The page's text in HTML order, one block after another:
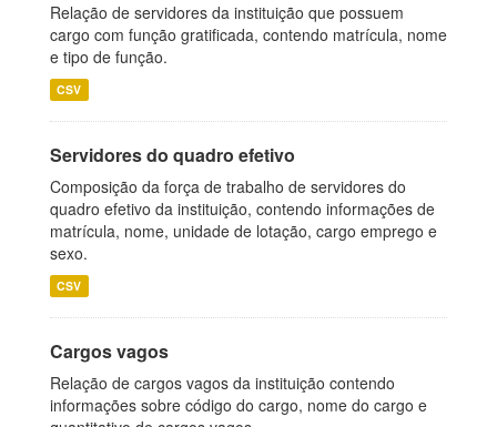
Relação de servidores da instituição que possuem
cargo com função gratificada, contendo matrícula, nome
e tipo de função.
CSV
Servidores do quadro efetivo
Composição da força de trabalho de servidores do
quadro efetivo da instituição, contendo informações de
matrícula, nome, unidade de lotação, cargo emprego e
sexo.
CSV
Cargos vagos
Relação de cargos vagos da instituição contendo
informações sobre código do cargo, nome do cargo e